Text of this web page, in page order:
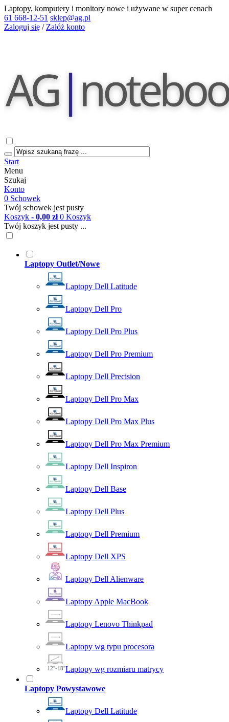
Laptopy, komputery i monitory nowe i używane w super cenach
61 668-12-51 sklep@ag.pl
Zaloguj się / Załóż konto
Start
Menu
Szukaj
Konto
0 Schowek
Twój schowek jest pusty
Koszyk - 0,00 zł 0 Koszyk
Twój koszyk jest pusty ...
Laptopy Outlet/Nowe
Laptopy Dell Latitude
Laptopy Dell Pro
Laptopy Dell Pro Plus
Laptopy Dell Pro Premium
Laptopy Dell Precision
Laptopy Dell Pro Max
Laptopy Dell Pro Max Plus
Laptopy Dell Pro Max Premium
Laptopy Dell Inspiron
Laptopy Dell Base
Laptopy Dell Plus
Laptopy Dell Premium
Laptopy Dell XPS
Laptopy Dell Alienware
Laptopy Apple MacBook
Laptopy Lenovo Thinkpad
Laptopy wg typu procesora
Laptopy wg rozmiaru matrycy
Laptopy Powystawowe
Laptopy Dell Latitude